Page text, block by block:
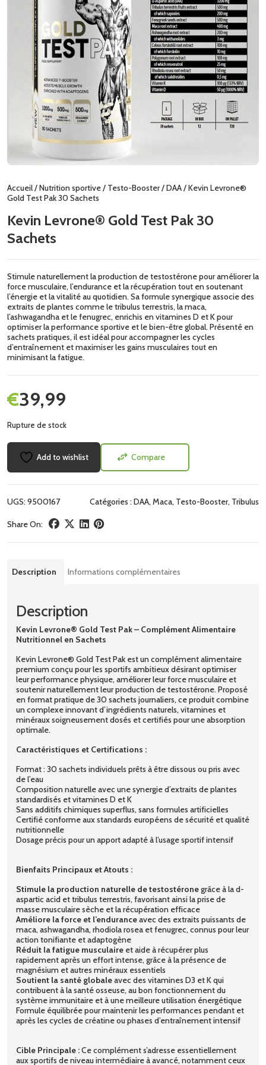
Accueil/Nutrition sportive/ Testo-Booster/DAA/ Kevin Levrone®
Gold Test Pak 30 Sachets
Kevin Levrone® Gold Test Pak 30
Sachets
Stimule naturellement la production de testostérone pour améliorer la
force musculaire, l’endurance et la récupération tout en soutenant
l’énergie et la vitalité au quotidien. Sa formule synergique associe des
extraits de plantes comme le tribulus terrestris, la maca,
l’ashwagandha et le fenugrec, enrichis en vitamines D et K pour
optimiser la performance sportive et le bien-être global. Présenté en
sachets pratiques, il est idéal pour accompagner les cycles
d’entraînement et maximiser les gains musculaires tout en
minimisant la fatigue.
39,99
€
Rupture de stock
Add to wishlist Compare
UGS:9500167 Catégories :DAA, Maca, Testo-Booster, Tribulus
Share On:
Description Informations complémentaires
Description
Kevin Levrone® Gold Test Pak – Complément Alimentaire
Nutritionnel en Sachets
Kevin Levrone® Gold Test Pak est un complément alimentaire
premium conçu pour les sportifs ambitieux désirant optimiser
leur performance physique, améliorer leur force musculaire et
soutenir naturellement leur production de testostérone. Proposé
en format pratique de 30 sachets journaliers, ce produit combine
un complexe innovant d’ingrédients naturels, vitamines et
minéraux soigneusement dosés et certifiés pour une absorption
optimale.
Caractéristiques et Certifications :
Format : 30 sachets individuels prêts à être dissous ou pris avec
de l’eau
Composition naturelle avec une synergie d’extraits de plantes
standardisés et vitamines D et K
Sans additifs chimiques superflus, sans formules artificielles
Certifié conforme aux standards européens de sécurité et qualité
nutritionnelle
Dosage précis pour un apport adapté à l’usage sportif intensif
Bienfaits Principaux et Atouts :
Stimule la production naturelle de testostéronegrâce à la d-
aspartic acid et tribulus terrestris, favorisant ainsi la prise de
masse musculaire sèche et la récupération efficace
Améliore la force et l’enduranceavec des extraits puissants de
maca, ashwagandha, rhodiola rosea et fenugrec, connus pour leur
action tonifiante et adaptogène
Réduit la fatigue musculaire et aide à récupérer plus
rapidement après un effort intense, grâce à la présence de
magnésium et autres minéraux essentiels
Soutient la santé globaleavec des vitamines D3 et K qui
contribuent à la santé osseuse, au bon fonctionnement du
système immunitaire et à une meilleure utilisation énergétique
Formule équilibrée pour maintenir les performances pendant et
après les cycles de créatine ou phases d’entraînement intensif
Cible Principale :Ce complément s’adresse essentiellement
aux sportifs de niveau intermédiaire à avancé, notamment ceux